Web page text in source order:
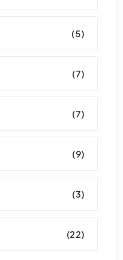
(5)
(7)
(7)
(9)
(3)
(22)